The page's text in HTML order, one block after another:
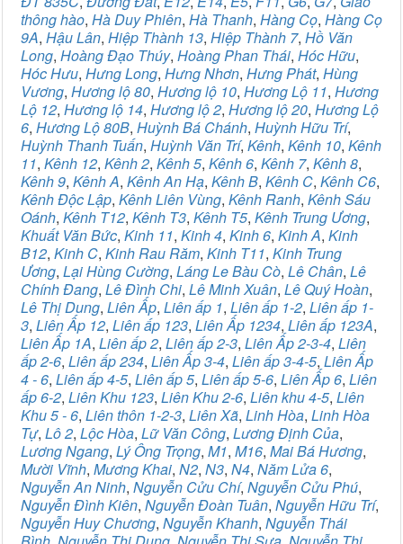
thông hào, Hà Duy Phiên, Hà Thanh, Hàng Cọ, Hàng Cọ
9A, Hậu Lân, Hiệp Thành 13, Hiệp Thành 7, Hồ Văn
Long, Hoàng Đạo Thúy, Hoàng Phan Thái, Hóc Hữu,
Hóc Hưu, Hưng Long, Hưng Nhơn, Hưng Phát, Hùng
Vương, Hương lộ 80, Hương lộ 10, Hương Lộ 11, Hương
Lộ 12, Hương lộ 14, Hương lộ 2, Hương lộ 20, Hương Lộ
6, Hương Lộ 80B, Huỳnh Bá Chánh, Huỳnh Hữu Trí,
Huỳnh Thanh Tuấn, Huỳnh Văn Trí, Kênh, Kênh 10, Kênh
11, Kênh 12, Kênh 2, Kênh 5, Kênh 6, Kênh 7, Kênh 8,
Kênh 9, Kênh A, Kênh An Hạ, Kênh B, Kênh C, Kênh C6,
Kênh Độc Lập, Kênh Liên Vùng, Kênh Ranh, Kênh Sáu
Oánh, Kênh T12, Kênh T3, Kênh T5, Kênh Trung Ương,
Khuất Văn Bức, Kinh 11, Kinh 4, Kinh 6, Kinh A, Kinh
B12, Kinh C, Kinh Rau Răm, Kinh T11, Kinh Trung
Ương, Lại Hùng Cường, Láng Le Bàu Cò, Lê Chân, Lê
Chính Đang, Lê Đình Chi, Lê Minh Xuân, Lê Quý Hoàn,
Lê Thị Dung, Liên Ấp, Liên ấp 1, Liên ấp 1-2, Liên ấp 1-
3, Liên Ấp 12, Liên ấp 123, Liên Ấp 1234, Liên ấp 123A,
Liên Ấp 1A, Liên ấp 2, Liên ấp 2-3, Liên Ấp 2-3-4, Liên
ấp 2-6, Liên ấp 234, Liên Ấp 3-4, Liên ấp 3-4-5, Liên Ấp
4 - 6, Liên ấp 4-5, Liên ấp 5, Liên ấp 5-6, Liên Ấp 6, Liên
ấp 6-2, Liên Khu 123, Liên Khu 2-6, Liên khu 4-5, Liên
Khu 5 - 6, Liên thôn 1-2-3, Liên Xã, Linh Hòa, Linh Hòa
Tự, Lô 2, Lộc Hòa, Lữ Văn Công, Lương Định Của,
Lương Ngang, Lý Ông Trọng, M1, M16, Mai Bá Hương,
Mười Vĩnh, Mương Khai, N2, N3, N4, Năm Lửa 6,
Nguyễn An Ninh, Nguyễn Cửu Chí, Nguyễn Cửu Phú,
Nguyễn Đình Kiên, Nguyễn Đoàn Tuân, Nguyễn Hữu Trí,
Nguyễn Huy Chương, Nguyễn Khanh, Nguyễn Thái